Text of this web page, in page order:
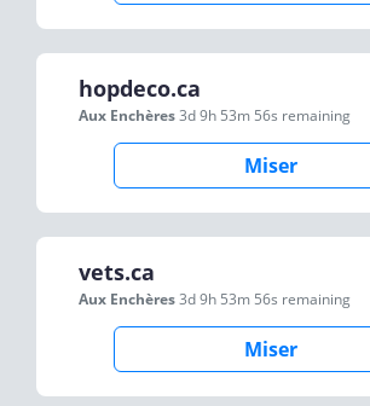
hopdeco.ca
Aux Enchères3d 9h 53m 56s remaining
Miser
vets.ca
Aux Enchères3d 9h 53m 56s remaining
Miser